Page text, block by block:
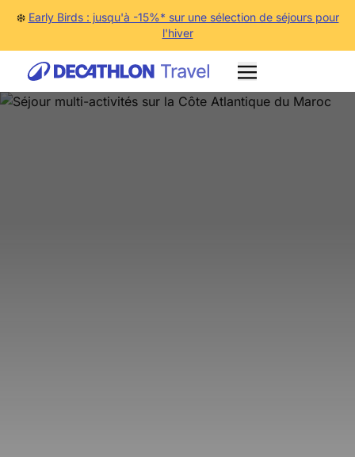
❄️ Early Birds : jusqu'à -15%* sur une sélection de séjours pour
l'hiver